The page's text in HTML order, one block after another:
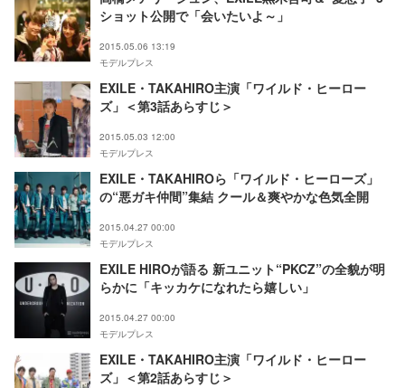
ショット公開で「会いたいよ～」
2015.05.06 13:19
モデルプレス
EXILE・TAKAHIRO主演「ワイルド・ヒーロー
ズ」＜第3話あらすじ＞
2015.05.03 12:00
モデルプレス
EXILE・TAKAHIROら「ワイルド・ヒーローズ」
の“悪ガキ仲間”集結 クール＆爽やかな色気全開
2015.04.27 00:00
モデルプレス
EXILE HIROが語る 新ユニット“PKCZ”の全貌が明
らかに「キッカケになれたら嬉しい」
2015.04.27 00:00
モデルプレス
EXILE・TAKAHIRO主演「ワイルド・ヒーロー
ズ」＜第2話あらすじ＞